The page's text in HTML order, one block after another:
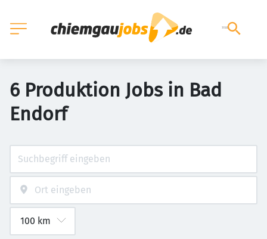
6 Produktion Jobs in Bad
Endorf